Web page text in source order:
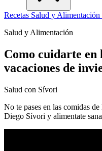
Recetas Salud y Alimentación
Salud y Alimentación
Como cuidarte en
vacaciones de
Salud con Sívori
No te pases en las comidas
Diego Sívori y alimentate